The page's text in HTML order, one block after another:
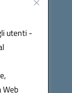
utenti -